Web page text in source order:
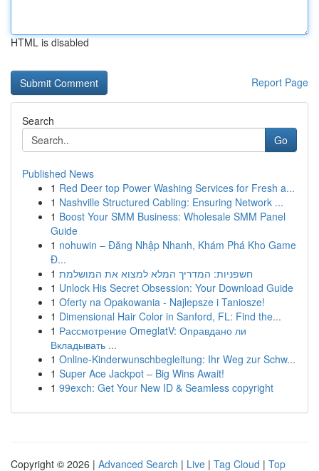
HTML is disabled
Report Page
Search
Go
Published News
1 Red Deer top Power Washing Services for Fresh a...
1 Nashville Structured Cabling: Ensuring Network ...
1 Boost Your SMM Business: Wholesale SMM Panel
Guide
1 nohuwin – Đăng Nhập Nhanh, Khám Phá Kho Game
Đ...
1 חשפניות: המדריך המלא למצוא את המושלמת
1 Unlock His Secret Obsession: Your Download Guide
1 Oferty na Opakowania - Najlepsze i Taniosze!
1 Dimensional Hair Color in Sanford, FL: Find the...
1 Рассмотрение OmeglatV: Оправдано ли
Вкладывать ...
1 Online-Kinderwunschbegleitung: Ihr Weg zur Schw...
1 Super Ace Jackpot – Big Wins Await!
1 99exch: Get Your New ID & Seamless copyright
Copyright © 2026 | Advanced Search | Live | Tag Cloud | Top